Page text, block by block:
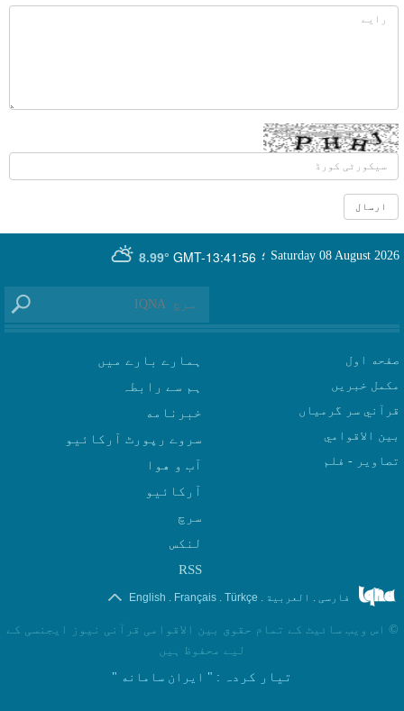
GMT-13:41:56
8.99° Saturday 08 August 2026 ؛
صفحه اول
مکمل خبریں
قرآني سر گرمياں
بين الاقوامي
تصاوير - فلم
ہمارے بارے میں
ہم سے رابطہ
سروے رپورٹ آرکائیو
آب و هوا
سرچ
لنکس
RSS
فارسی . العربیة .
Türkçe
.
Français
.
English
© اس ویب سائیٹ کے تمام حقوق بین الاقوامی قرآنی نیوز ایجنسی کے
لیے محفوظ ہیں
تیار کردہ : " ایران سامانه "